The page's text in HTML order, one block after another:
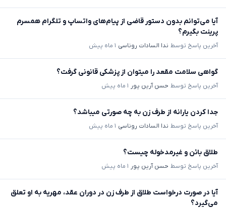
آیا می‌توانم بدون دستور قاضی از پیام‌های واتساپ و تلگرام همسرم
پرینت بگیرم؟
آخرین پاسخ توسط ندا السادات روناسی ۱ ماه پیش
گواهی سلامت مقعد را میتوان از پزشکی قانونی گرفت؟
آخرین پاسخ توسط حسن آرین پور ۱ ماه پیش
جدا کردن یارانه از طرف زن به چه صورتی میباشد؟
آخرین پاسخ توسط ندا السادات روناسی ۱ ماه پیش
طلاق بائن و غیرمدخوله چیست؟
آخرین پاسخ توسط حسن آرین پور ۱ ماه پیش
آیا در صورت درخواست طلاق از طرف زن در دوران عقد، مهریه به او تعلق
می‌گیرد؟